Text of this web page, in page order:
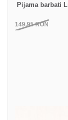
Pijama barbati
149,95RON